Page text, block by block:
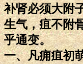
补肾必须大附
生气，疽不附
乎通变。
一、凡痈疽初